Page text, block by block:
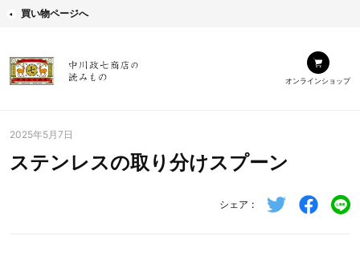
買い物ページへ
オンラインショップ
2025年5月7日
ステンレスの取り分けスプーン
シェア